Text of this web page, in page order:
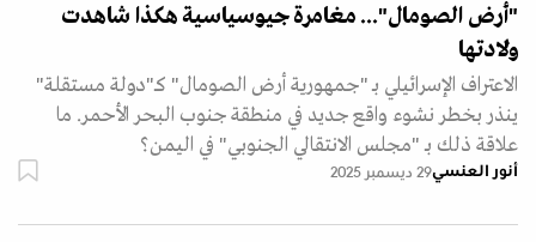
"أرض الصومال"... مغامرة جيوسياسية هكذا شاهدت
ولادتها
الاعتراف ‏الإسرائيلي بـ "جمهورية أرض الصومال" كـ"دولة مستقلة"
ينذر بخطر نشوء واقع جديد في منطقة جنوب البحر الأحمر. ما
علاقة ذلك بـ "مجلس الانتقالي الجنوبي" في اليمن؟
أنور العنسي29 ديسمبر 2025